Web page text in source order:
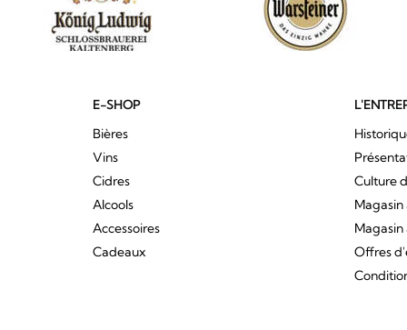
E-SHOP
Bières
Vins
Cidres
Alcools
Accessoires
Cadeaux
Culture
Offres